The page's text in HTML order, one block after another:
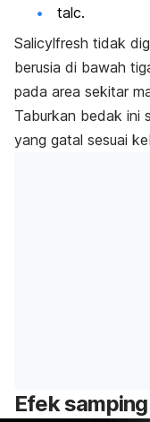
talc.
Salicylfresh tidak
berusia di bawah
pada area sekitar
Taburkan bedak ini
yang gatal sesuai
Efek